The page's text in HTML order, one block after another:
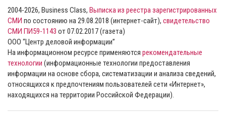
2004-2026, Business Class, Выписка из реестра зарегистрированных
СМИ по состоянию на 29.08.2018 (интернет-сайт), свидетельство
СМИ ПИ59-1143 от 07.02.2017 (газета)
ООО “Центр деловой информации”
На информационном ресурсе применяются рекомендательные
технологии (информационные технологии предоставления
информации на основе сбора, систематизации и анализа сведений,
относящихся к предпочтениям пользователей сети «Интернет»,
находящихся на территории Российской Федерации).